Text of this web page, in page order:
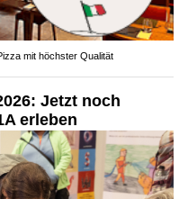
mit höchster Qualität
Jetzt noch
erleben